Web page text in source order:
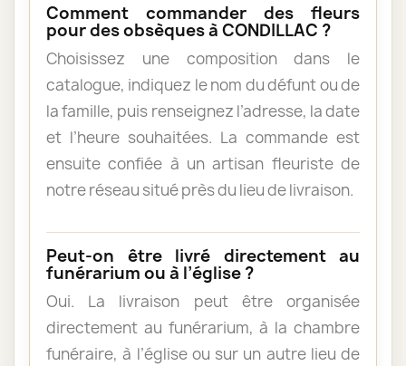
Comment commander des fleurs
pour des obsèques à CONDILLAC ?
Choisissez une composition dans le
catalogue, indiquez le nom du défunt ou de
la famille, puis renseignez l’adresse, la date
et l’heure souhaitées. La commande est
ensuite confiée à un artisan fleuriste de
notre réseau situé près du lieu de livraison.
Peut-on être livré directement au
funérarium ou à l’église ?
Oui. La livraison peut être organisée
directement au funérarium, à la chambre
funéraire, à l’église ou sur un autre lieu de